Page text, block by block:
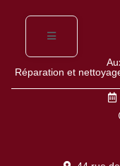
Réparation et